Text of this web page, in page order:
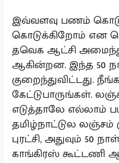
இவ்வளவு பணம்
கொடுக்கிறோம் என
தவெக ஆட்சி
ஆகின்றன. இந்த 50
குறைந்துவிட்டது.
கேட்டுபாருங்கள்.
எடுத்தாலே எல்லாம்
தமிழ்நாட்டுல லஞ்சம்
புரட்சி, அதுவும் 50
காங்கிரஸ் கூட்டணி